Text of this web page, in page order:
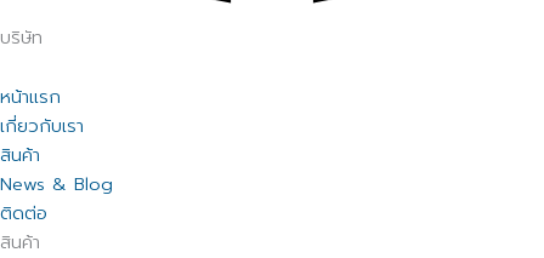
บริษัท
หน้าแรก
เกี่ยวกับเรา
สินค้า
News & Blog
ติดต่อ
สินค้า